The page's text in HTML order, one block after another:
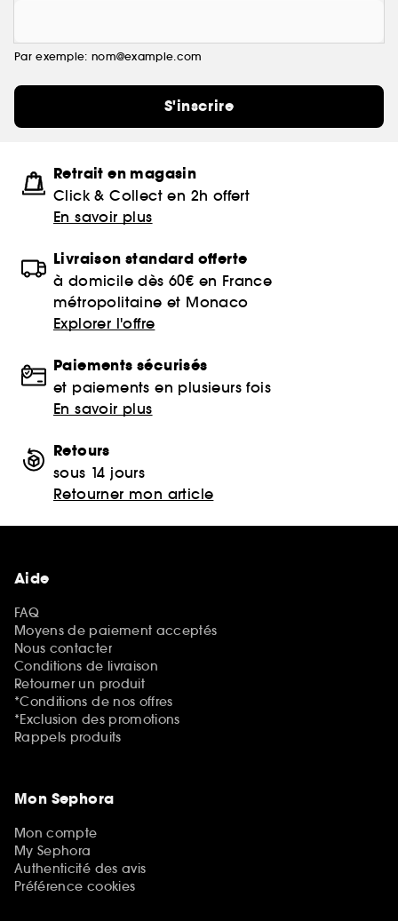
Par exemple: nom@example.com
S'inscrire
Retrait en magasin
Click & Collect en 2h offert
En savoir plus
Livraison standard offerte
à domicile dès 60€ en France
métropolitaine et Monaco
Explorer l'offre
Paiements sécurisés
et paiements en plusieurs fois
En savoir plus
Retours
sous 14 jours
Retourner mon article
Aide
FAQ
Moyens de paiement acceptés
Nous contacter
Conditions de livraison
Retourner un produit
*Conditions de nos offres
*Exclusion des promotions
Rappels produits
Mon Sephora
Mon compte
My Sephora
Authenticité des avis
Préférence cookies